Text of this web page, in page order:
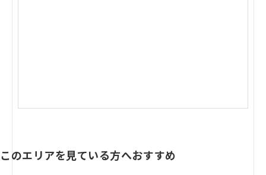
このエリアを見ている方へおすすめ